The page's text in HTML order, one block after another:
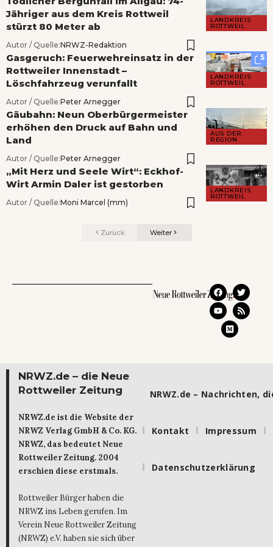
LANDKREIS
ROTTWEIL
Jähriger aus dem Kreis Rottweil
stürzt 80 Meter ab
Autor / Quelle:NRWZ-Redaktion
5
LANDKREIS
ROTTWEIL
Gasgeruch: Feuerwehreinsatz in der
Rottweiler Innenstadt –
Löschfahrzeug verunfallt
Autor / Quelle:Peter Arnegger
AUS DER
REGION
Gäubahn: Neun Oberbürgermeister
erhöhen den Druck auf Bahn und
Land
Autor / Quelle:Peter Arnegger
LANDKREIS
ROTTWEIL
„Mit Herz und Seele Wirt“: Eckhof-
Wirt Armin Daler ist gestorben
Autor / Quelle:Moni Marcel (mm)
Zurück Weiter
NRWZ.de – die Neue
Rottweiler Zeitung
NRWZ.de ist die Website der
NRWZ Verlag GmbH & Co. KG.
NRWZ, das bedeutet Neue
Rottweiler Zeitung. 2004
erschien diese erstmals.
Rottweiler Bürger haben die
NRWZ ins Leben gerufen. Im
Verein Neue Rottweiler Zeitung
(NRWZ) e.V. haben sie sich über
NRWZ.de – Nachrichten,
Kontakt Impressum
Datenschutzerklärung